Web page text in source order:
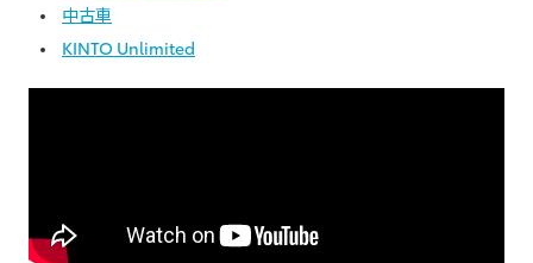
中古車
KINTO Unlimited